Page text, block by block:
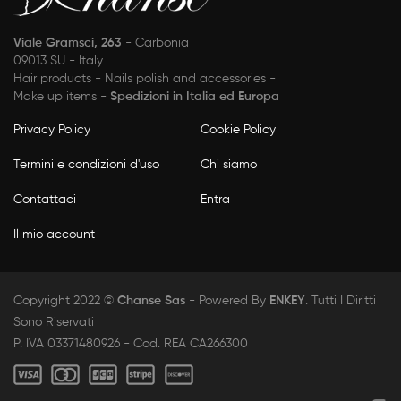
Viale Gramsci, 263 - Carbonia
09013 SU - Italy
Hair products - Nails polish and accessories -
Make up items - Spedizioni in Italia ed Europa
Privacy Policy Cookie Policy
Termini e condizioni d'uso Chi siamo
Contattaci Entra
Il mio account
Copyright 2022 © Chanse Sas - Powered By ENKEY. Tutti I Diritti
Sono Riservati
P. IVA 03371480926 - Cod. REA CA266300